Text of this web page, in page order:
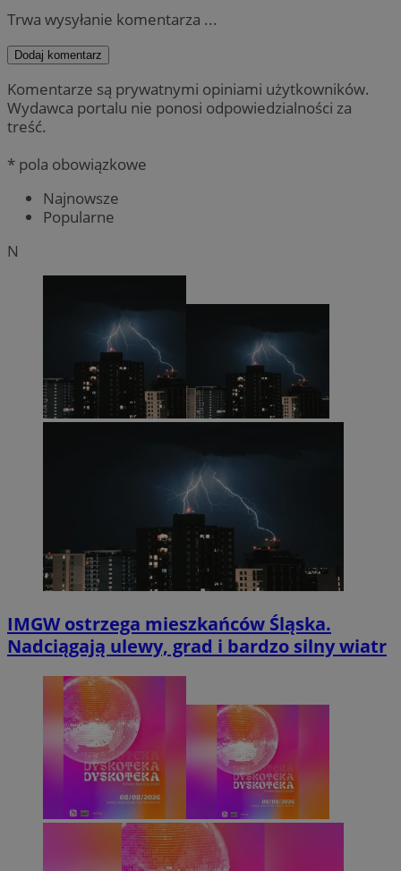
Trwa wysyłanie komentarza ...
Dodaj komentarz
Komentarze są prywatnymi opiniami użytkowników.
Wydawca portalu nie ponosi odpowiedzialności za
treść.
* pola obowiązkowe
Najnowsze
Popularne
N
IMGW ostrzega mieszkańców Śląska.
Nadciągają ulewy, grad i bardzo silny wiatr